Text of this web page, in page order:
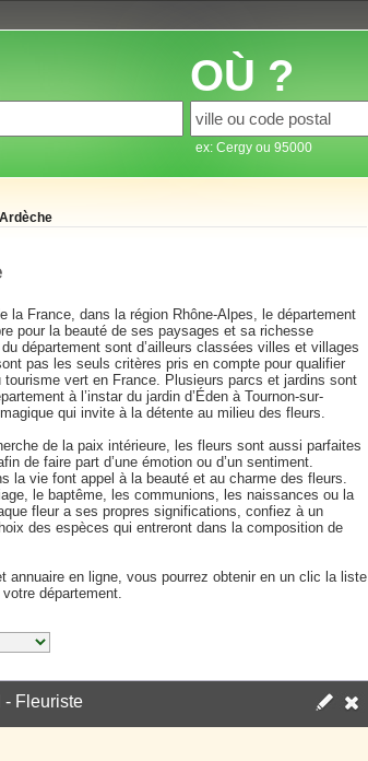
OÙ ?
ex: Cergy ou 95000
la France, dans la région Rhône-Alpes, le département
pour la beauté de ses paysages et sa richesse
département sont d’ailleurs classées villes et villages
pas les seuls critères pris en compte pour qualifier
tourisme vert en France. Plusieurs parcs et jardins sont
à l’instar du jardin d’Éden à Tournon-sur-
qui invite à la détente au milieu des fleurs.
de la paix intérieure, les fleurs sont aussi parfaites
de faire part d’une émotion ou d’un sentiment.
la vie font appel à la beauté et au charme des fleurs.
le baptême, les communions, les naissances ou la
fleur a ses propres significations, confiez à un
des espèces qui entreront dans la composition de
annuaire en ligne, vous pourrez obtenir en un clic la liste
département.
- Fleuriste